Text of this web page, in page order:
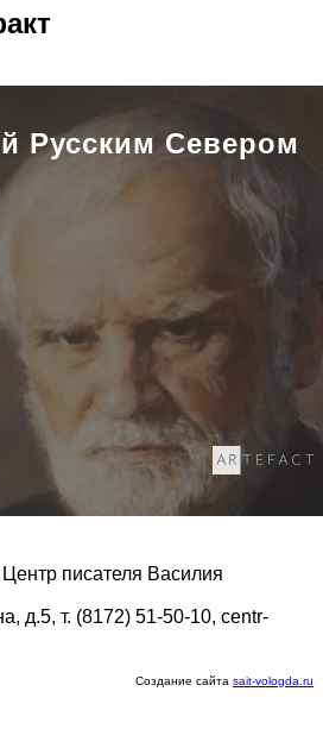
Русским Севером
писателя Василия
д.5, т. (8172) 51-50-10, centr-
Создание сайта sait-vologda.ru